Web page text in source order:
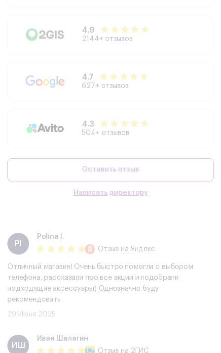
4.9
2144+ отзывов
4.7
627+ отзывов
4.3
504+ отзывов
Оставить отзыв
Написать директору
PI
Polina I.
Отзыв на Яндекс
Отличный магазин! Очень быстро помогли с выбором
телефона, рассказали про все акции и подобрали
подходящие аксессуары) Однозначно буду
рекомендовать
29 Июня 2025
​ИШ
​Иван Шалагин
Отзыв на 2ГИС